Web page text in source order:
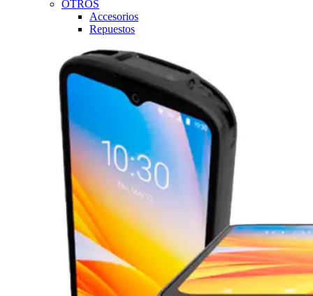
OTROS
Accesorios
Repuestos